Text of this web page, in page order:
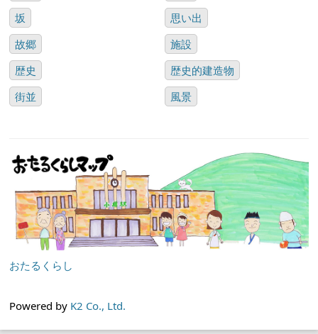
坂
思い出
故郷
施設
歴史
歴史的建造物
街並
風景
おたるくらし
Powered by K2 Co., Ltd.